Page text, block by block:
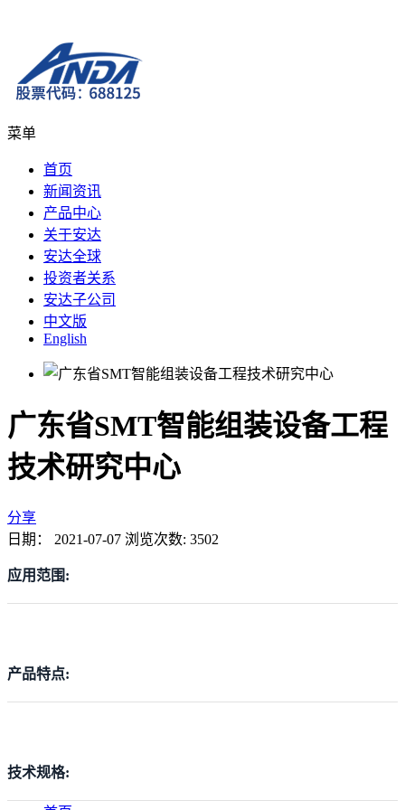
菜单
首页
新闻资讯
产品中心
关于安达
安达全球
投资者关系
安达子公司
中文版
English
广东省SMT智能组装设备工程
技术研究中心
分享
日期：
2021-07-07 浏览次数: 3502
应用范围:
产品特点:
技术规格: